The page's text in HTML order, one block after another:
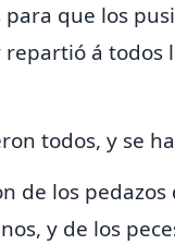
para que los
á todos
todos, y se
de los pedazos
y de los